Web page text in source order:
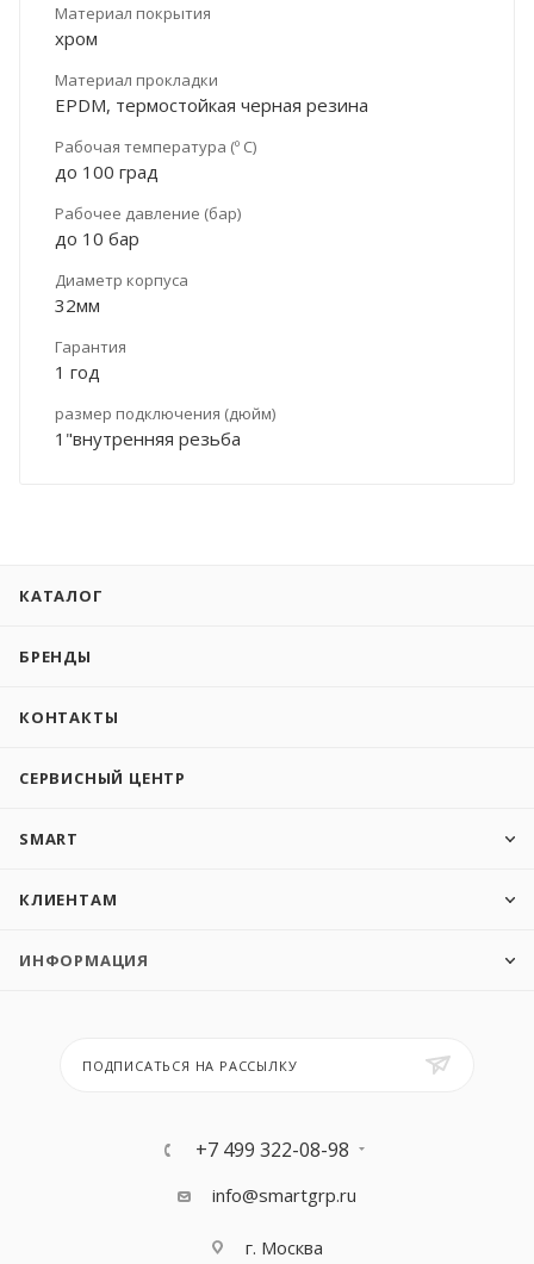
Материал покрытия
хром
Материал прокладки
EPDM, термостойкая черная резина
Рабочая температура (º С)
до 100 град
Рабочее давление (бар)
до 10 бар
Диаметр корпуса
32мм
Гарантия
1 год
размер подключения (дюйм)
1"внутренняя резьба
КАТАЛОГ
БРЕНДЫ
КОНТАКТЫ
СЕРВИСНЫЙ ЦЕНТР
SMART
КЛИЕНТАМ
ИНФОРМАЦИЯ
ПОДПИСАТЬСЯ НА РАССЫЛКУ
+7 499 322-08-98
info@smartgrp.ru
г. Москва